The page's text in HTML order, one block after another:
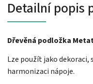
Detailní popis
Dřevěná podložka
Lze použít jako
harmonizaci nápoje.